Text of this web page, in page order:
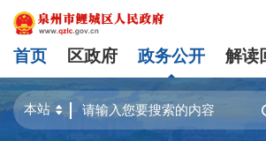
首页 区政府 政务公开 解读